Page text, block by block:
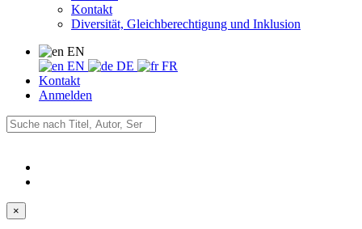
Kontakt
Diversität, Gleichberechtigung und Inklusion
EN
EN
DE
FR
Kontakt
Anmelden
×